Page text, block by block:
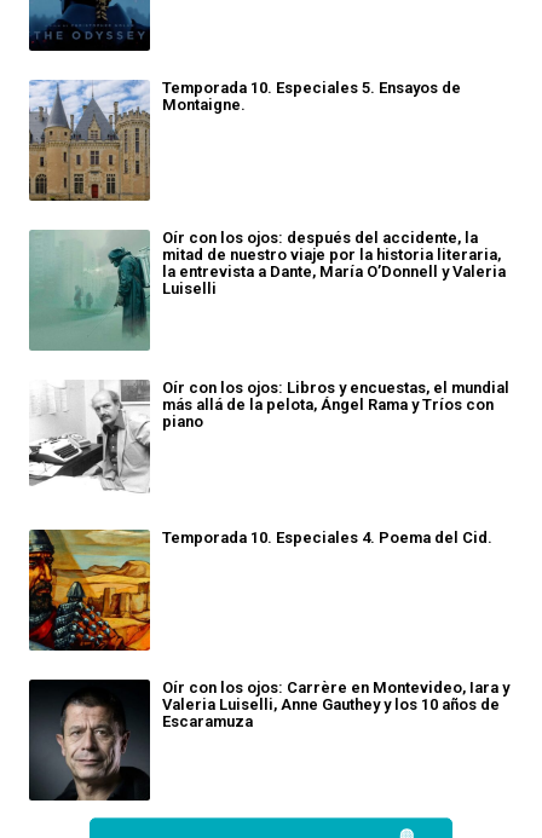
Temporada 10. Especiales 5. Ensayos de
Montaigne.
Oír con los ojos: después del accidente, la
mitad de nuestro viaje por la historia literaria,
la entrevista a Dante, María O’Donnell y Valeria
Luiselli
Oír con los ojos: Libros y encuestas, el mundial
más allá de la pelota, Ángel Rama y Tríos con
piano
Temporada 10. Especiales 4. Poema del Cid.
Oír con los ojos: Carrère en Montevideo, Iara y
Valeria Luiselli, Anne Gauthey y los 10 años de
Escaramuza